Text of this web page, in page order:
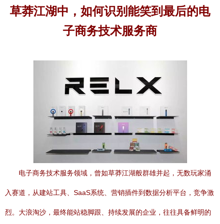
草莽江湖中，如何识别能笑到最后的电
子商务技术服务商
电子商务技术服务领域，曾如草莽江湖般群雄并起，无数玩家涌
入赛道，从建站工具、SaaS系统、营销插件到数据分析平台，竞争激
烈。大浪淘沙，最终能站稳脚跟、持续发展的企业，往往具备鲜明的